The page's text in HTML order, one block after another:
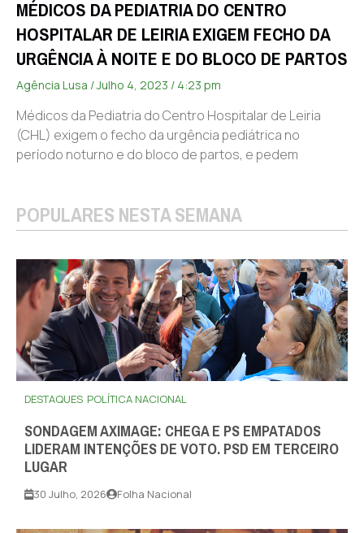
MÉDICOS DA PEDIATRIA DO CENTRO
HOSPITALAR DE LEIRIA EXIGEM FECHO DA
URGÊNCIA À NOITE E DO BLOCO DE PARTOS
Agência Lusa Julho 4, 2023 4:23 pm
Médicos da Pediatria do Centro Hospitalar de Leiria
(CHL) exigem o fecho da urgência pediátrica no
período noturno e do bloco de partos, e pedem
POPULARES NESTA SEMANA
DESTAQUES POLÍTICA NACIONAL
SONDAGEM AXIMAGE: CHEGA E PS EMPATADOS
LIDERAM INTENÇÕES DE VOTO. PSD EM TERCEIRO
LUGAR
30 Julho, 2026 Folha Nacional